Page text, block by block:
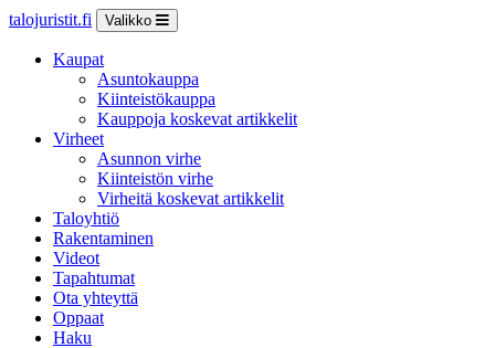
talojuristit.fi Valikko
Kaupat
Asuntokauppa
Kiinteistökauppa
Kauppoja koskevat artikkelit
Virheet
Asunnon virhe
Kiinteistön virhe
Virheitä koskevat artikkelit
Taloyhtiö
Rakentaminen
Videot
Tapahtumat
Ota yhteyttä
Oppaat
Haku